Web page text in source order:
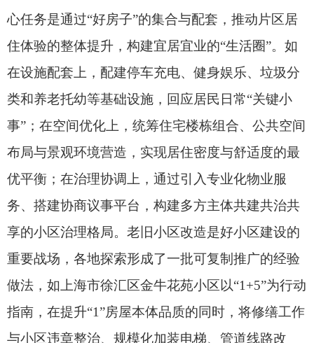
与小区违章整治、规模化加装电梯、管道线路改
造、环境设施提升以及打造15分钟生活圈这“5”个方
面相结合，系统性提升了居民幸福指数。
织密“四好”服务网的中间支点
好社区是多个小区的功能集成，核心是整合公
共服务资源，搭建便民利民的“服务桥”，有效解决
居民“最后一公里”问题。如在公共服务供给方面，
通过配置社区卫生服务站、日间照料中心、普惠性
是“一老一小”群体的刚性需求。在空间资源整合利
用方面，通过口袋公园、社区公园、嵌入式文体设
施的系统布局，满足居民日常休闲健身需求，打造
功能复合、全龄共享的活力街区，让“金角银边”焕
发新活力。在治理效能提升方面，通过引入社区规